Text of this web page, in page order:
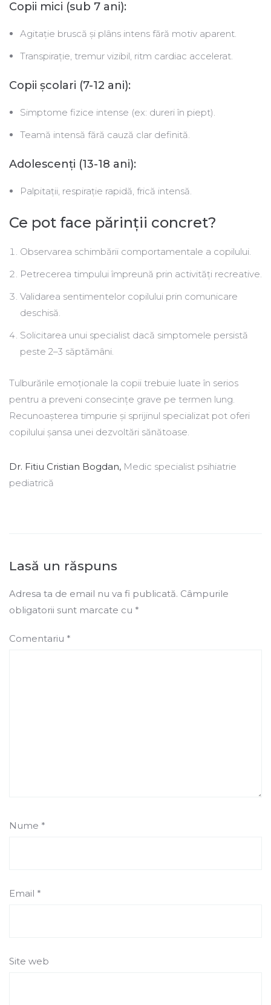
Copii mici (sub 7 ani):
Agitație bruscă și plâns intens fără motiv aparent.
Transpirație, tremur vizibil, ritm cardiac accelerat.
Copii școlari (7-12 ani):
Simptome fizice intense (ex: dureri în piept).
Teamă intensă fără cauză clar definită.
Adolescenţi (13-18 ani):
Palpitații, respirație rapidă, frică intensă.
Ce pot face părinții concret?
Observarea schimbării comportamentale a copilului.
Petrecerea timpului împreună prin activități recreative.
Validarea sentimentelor copilului prin comunicare
deschisă.
Solicitarea unui specialist dacă simptomele persistă
peste 2–3 săptămâni.
Tulburările emoționale la copii trebuie luate în serios
pentru a preveni consecințe grave pe termen lung.
Recunoașterea timpurie și sprijinul specializat pot oferi
copilului șansa unei dezvoltări sănătoase.
Dr. Fitiu Cristian Bogdan, Medic specialist psihiatrie
pediatrică
Lasă un răspuns
Adresa ta de email nu va fi publicată. Câmpurile
obligatorii sunt marcate cu *
Comentariu *
Nume *
Email *
Site web